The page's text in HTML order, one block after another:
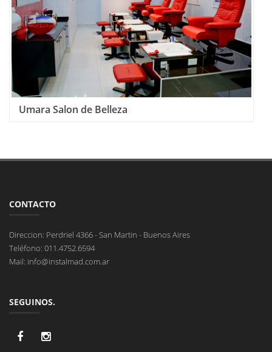
Umara Salon de Belleza
CONTACTO
Direccion: Perdriel 4366 - San Martin - Buenos Aires
Teléfono: 011.4752.6594
Mail: info@instalmad.com.ar
SEGUINOS.